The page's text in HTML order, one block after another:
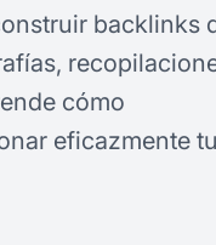
backlinks
cómo
eficazmente tu